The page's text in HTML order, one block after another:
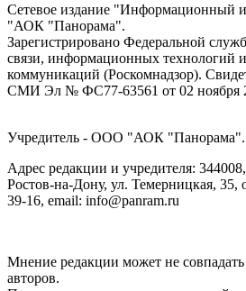
Сетевое издание "Информационный
"АОК "Панорама".
Зарегистрировано Федеральной
связи, информационных технологий
коммуникаций (Роскомнадзор).
СМИ Эл № ФС77-63561 от 02 ноября
Учредитель - ООО "АОК "Панорама".
Адрес редакции и учредителя:
Ростов-на-Дону, ул. Темерницкая, 35,
39-16, email: info@panram.ru
Мнение редакции может не
авторов.